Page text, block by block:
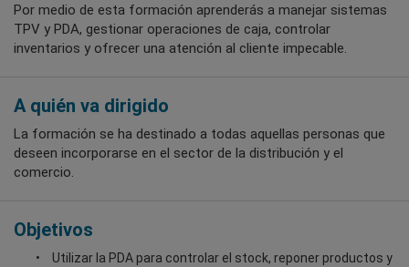
Por medio de esta formación aprenderás a manejar sistemas
TPV y PDA, gestionar operaciones de caja, controlar
inventarios y ofrecer una atención al cliente impecable.
A quién va dirigido
La formación se ha destinado a todas aquellas personas que
deseen incorporarse en el sector de la distribución y el
comercio.
Objetivos
Utilizar la PDA para controlar el stock, reponer productos y